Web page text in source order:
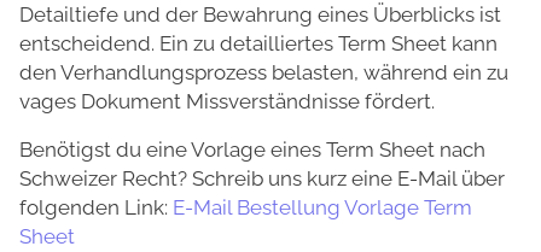
Detailtiefe und der Bewahrung eines Überblicks ist
entscheidend. Ein zu detailliertes Term Sheet kann
den Verhandlungsprozess belasten, während ein zu
vages Dokument Missverständnisse fördert.
Benötigst du eine Vorlage eines Term Sheet nach
Schweizer Recht? Schreib uns kurz eine E-Mail über
folgenden Link: E-Mail Bestellung Vorlage Term
Sheet